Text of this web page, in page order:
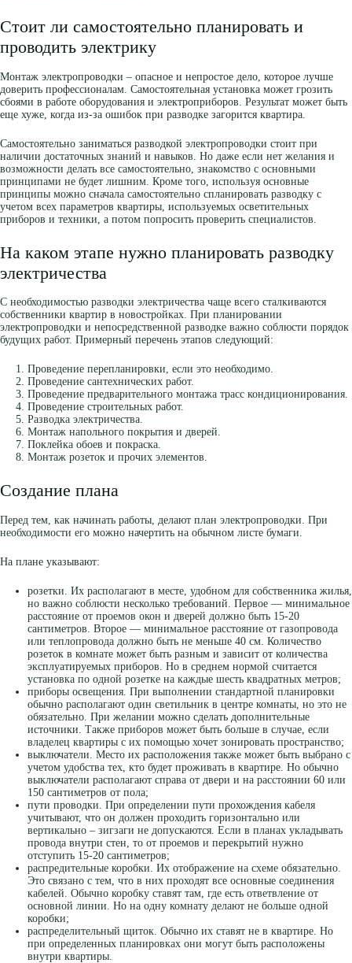
Стоит ли самостоятельно планировать и
проводить электрику
Монтаж электропроводки – опасное и непростое дело, которое лучше
доверить профессионалам. Самостоятельная установка может грозить
сбоями в работе оборудования и электроприборов. Результат может быть
еще хуже, когда из-за ошибок при разводке загорится квартира.
Самостоятельно заниматься разводкой электропроводки стоит при
наличии достаточных знаний и навыков. Но даже если нет желания и
возможности делать все самостоятельно, знакомство с основными
принципами не будет лишним. Кроме того, используя основные
принципы можно сначала самостоятельно спланировать разводку с
учетом всех параметров квартиры, используемых осветительных
приборов и техники, а потом попросить проверить специалистов.
На каком этапе нужно планировать разводку
электричества
С необходимостью разводки электричества чаще всего сталкиваются
собственники квартир в новостройках. При планировании
электропроводки и непосредственной разводке важно соблюсти порядок
будущих работ. Примерный перечень этапов следующий:
Проведение перепланировки, если это необходимо.
Проведение сантехнических работ.
Проведение предварительного монтажа трасс кондиционирования.
Проведение строительных работ.
Разводка электричества.
Монтаж напольного покрытия и дверей.
Поклейка обоев и покраска.
Монтаж розеток и прочих элементов.
Создание плана
Перед тем, как начинать работы, делают план электропроводки. При
необходимости его можно начертить на обычном листе бумаги.
На плане указывают:
розетки. Их располагают в месте, удобном для собственника жилья,
но важно соблюсти несколько требований. Первое — минимальное
расстояние от проемов окон и дверей должно быть 15-20
сантиметров. Второе — минимальное расстояние от газопровода
или теплопровода должно быть не меньше 40 см. Количество
розеток в комнате может быть разным и зависит от количества
эксплуатируемых приборов. Но в среднем нормой считается
установка по одной розетке на каждые шесть квадратных метров;
приборы освещения. При выполнении стандартной планировки
обычно располагают один светильник в центре комнаты, но это не
обязательно. При желании можно сделать дополнительные
источники. Также приборов может быть больше в случае, если
владелец квартиры с их помощью хочет зонировать пространство;
выключатели. Место их расположения также может быть выбрано с
учетом удобства тех, кто будет проживать в квартире. Но обычно
выключатели располагают справа от двери и на расстоянии 60 или
150 сантиметров от пола;
пути проводки. При определении пути прохождения кабеля
учитывают, что он должен проходить горизонтально или
вертикально – зигзаги не допускаются. Если в планах укладывать
провода внутри стен, то от проемов и перекрытий нужно
отступить 15-20 сантиметров;
распредительные коробки. Их отображение на схеме обязательно.
Это связано с тем, что в них проходят все основные соединения
кабелей. Обычно коробку ставят там, где есть ответвление от
основной линии. Но на одну комнату делают не больше одной
коробки;
распределительный щиток. Обычно их ставят не в квартире. Но
при определенных планировках они могут быть расположены
внутри квартиры.